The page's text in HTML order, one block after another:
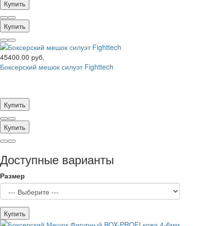
Купить
Купить
45400.00 руб.
Боксерский мешок силуэт Fighttech
Купить
Купить
Доступные варианты
Размер
Купить